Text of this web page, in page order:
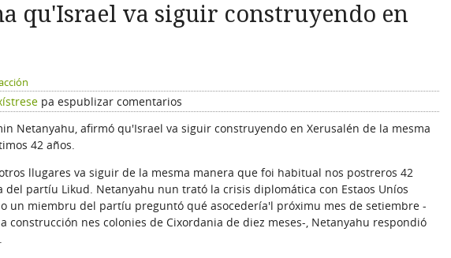
qu'Israel va siguir construyendo en
pa espublizar comentarios
Netanyahu, afirmó qu'Israel va siguir construyendo en Xerusalén de la mesma
42 años.
llugares va siguir de la mesma manera que foi habitual nos postreros 42
partíu Likud. Netanyahu nun trató la crisis diplomática con Estaos Uníos
un miembru del partíu preguntó qué asocedería'l próximu mes de setiembre -
construcción nes colonies de Cixordania de diez meses-, Netanyahu respondió